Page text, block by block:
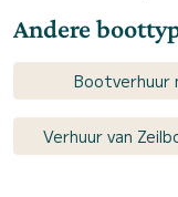
Andere
Bootverhuur
Verhuur van